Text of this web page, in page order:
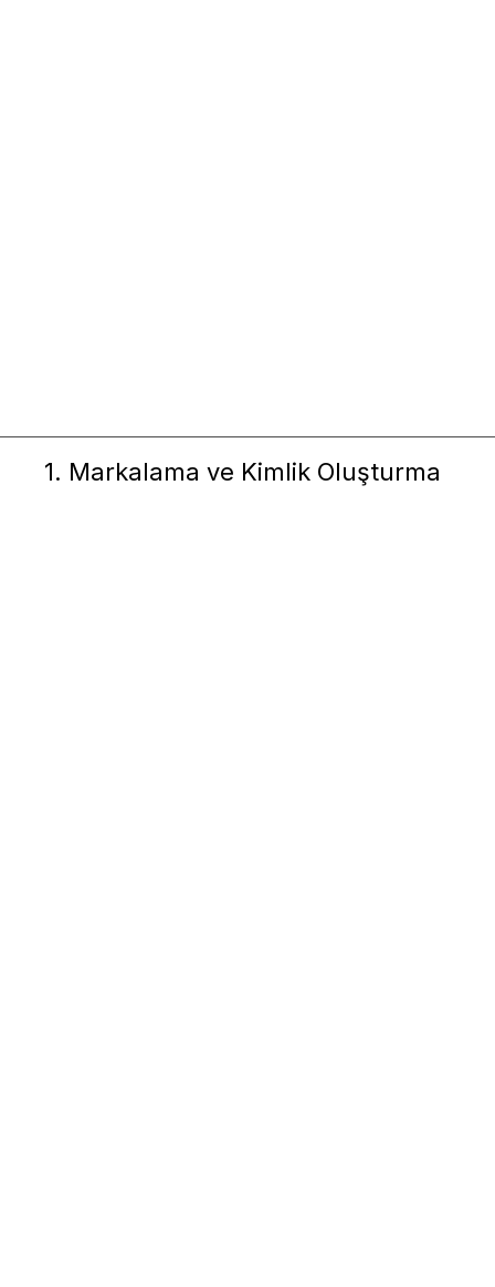
1. Markalama ve Kimlik Oluşturma